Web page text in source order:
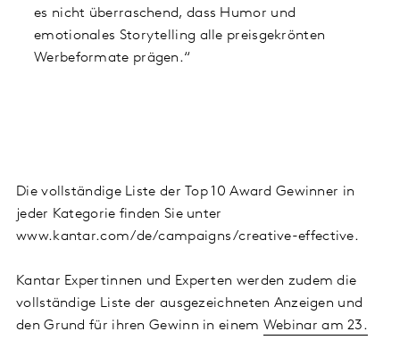
es nicht überraschend, dass Humor und
emotionales Storytelling alle preisgekrönten
Werbeformate prägen.“
Die vollständige Liste der Top 10 Award Gewinner in
jeder Kategorie finden Sie unter
www.kantar.com/de/campaigns/creative-effective.
Kantar Expertinnen und Experten werden zudem die
vollständige Liste der ausgezeichneten Anzeigen und
den Grund für ihren Gewinn in einem Webinar am 23.